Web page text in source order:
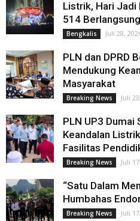
Listrik, Hari Jadi
514
Bengkalis Juli 28,
PLN dan DPRD
Mendukung
Masyarakat
Breaking News Juli
PLN UP3 Dumai
Keandalan
Fasilitas
Breaking News Juli
“Satu Dalam
Humbahas
Breaking News Juli